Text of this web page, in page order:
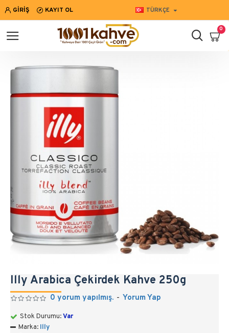
GIRIŞ KAYIT OL TÜRKÇE
0
Illy Arabica Çekirdek Kahve 250g
0 yorum yapılmış. - Yorum Yap
Stok Durumu:Var
Marka: Illy